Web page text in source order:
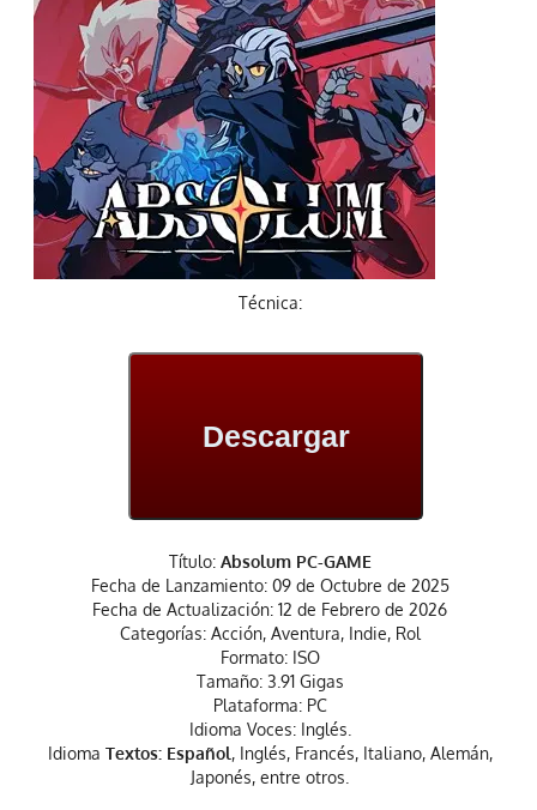
Técnica:
Descargar
Título: Absolum PC-GAME
Fecha de Lanzamiento: 09 de Octubre de 2025
Fecha de Actualización: 12 de Febrero de 2026
Categorías: Acción, Aventura, Indie, Rol
Formato: ISO
Tamaño: 3.91 Gigas
Plataforma: PC
Idioma Voces: Inglés.
Idioma Textos: Español, Inglés, Francés, Italiano, Alemán,
Japonés, entre otros.